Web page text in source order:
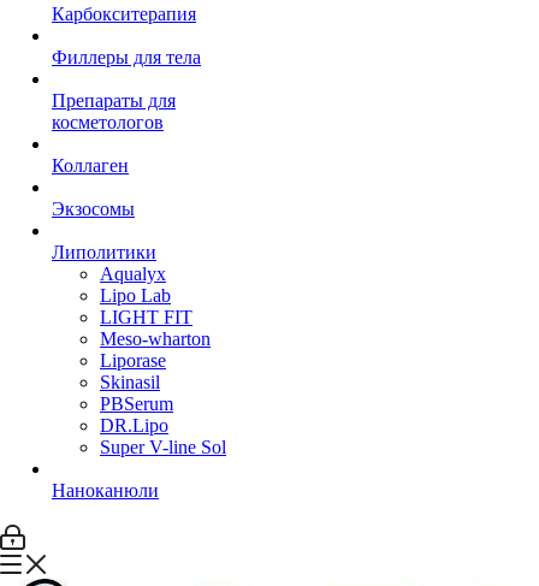
Карбокситерапия
Филлеры для тела
Препараты для
косметологов
Коллаген
Экзосомы
Липолитики
Aqualyx
Lipo Lab
LIGHT FIT
Meso-wharton
Liporase
Skinasil
PBSerum
DR.Lipo
Super V-line Sol
Наноканюли